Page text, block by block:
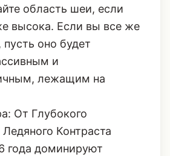
область шеи, если
высока. Если вы все же
пусть оно будет
и
лежащим на
От Глубокого
Контраста
года доминируют